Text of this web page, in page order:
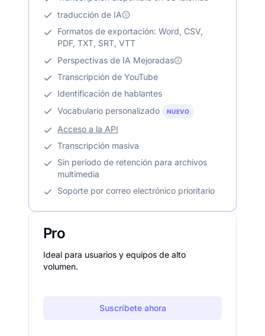
traducción de IA
Formatos de exportación: Word, CSV,
PDF, TXT, SRT, VTT
Perspectivas de IA Mejoradas
Transcripción de YouTube
Identificación de hablantes
Vocabulario personalizado
NUEVO
Acceso a la API
Transcripción masiva
Sin período de retención para archivos
multimedia
Soporte por correo electrónico prioritario
Pro
Ideal para usuarios y equipos de alto
volumen.
Suscríbete ahora